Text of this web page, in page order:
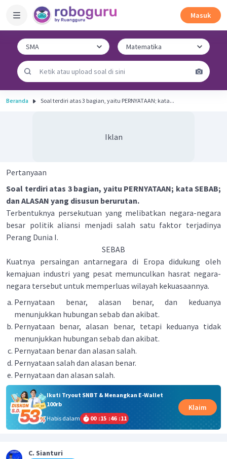
Masuk
Beranda Soal terdiri atas 3 bagian, yaitu PERNYATAAN; kata...
Iklan
Pertanyaan
Soal terdiri atas 3 bagian, yaitu PERNYATAAN; kata SEBAB;
dan ALASAN yang disusun berurutan.
Terbentuknya persekutuan yang melibatkan negara-negara
besar politik aliansi menjadi salah satu faktor terjadinya
Perang Dunia I.
SEBAB
Kuatnya persaingan antarnegara di Eropa didukung oleh
kemajuan industri yang pesat memunculkan hasrat negara-
negara tersebut untuk memperluas wilayah kekuasaannya.
Pernyataan benar, alasan benar, dan keduanya
menunjukkan hubungan sebab dan akibat.
Pernyataan benar, alasan benar, tetapi keduanya tidak
menunjukkan hubungan sebab dan akibat.
Pernyataan benar dan alasan salah.
Pernyataan salah dan alasan benar.
Pernyataan dan alasan salah.
Ikuti Tryout SNBT & Menangkan E-Wallet
100rb
Habis dalam
00 :15 :46 :11
Klaim
C. Sianturi